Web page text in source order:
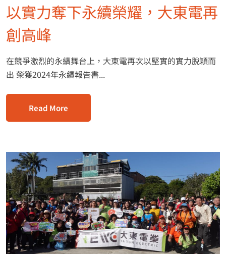
以實力奪下永續榮耀，大東電再
創高峰
在競爭激烈的永續舞台上，大東電再次以堅實的實力脫穎而
出 榮獲2024年永續報告書...
Read More